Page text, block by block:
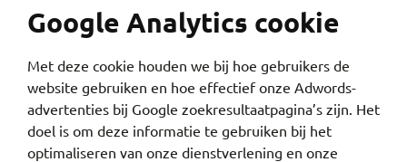
Google Analytics cookie
Met deze cookie houden we bij hoe gebruikers de
website gebruiken en hoe effectief onze Adwords-
advertenties bij Google zoekresultaatpagina’s zijn. Het
doel is om deze informatie te gebruiken bij het
optimaliseren van onze dienstverlening en onze